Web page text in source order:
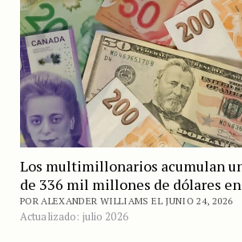
Los multimillonarios acumulan
de 336 mil millones de dólares
POR ALEXANDER WILLIAMS EL JUNIO 24, 2026
Actualizado: julio 2026